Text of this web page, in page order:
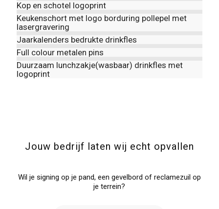
Kop en schotel logoprint
Keukenschort met logo borduring pollepel met
lasergravering
Jaarkalenders bedrukte drinkfles
Full colour metalen pins
Duurzaam lunchzakje(wasbaar) drinkfles met
logoprint
Jouw bedrijf laten wij echt opvallen
Wil je signing op je pand, een gevelbord of reclamezuil op
je terrein?